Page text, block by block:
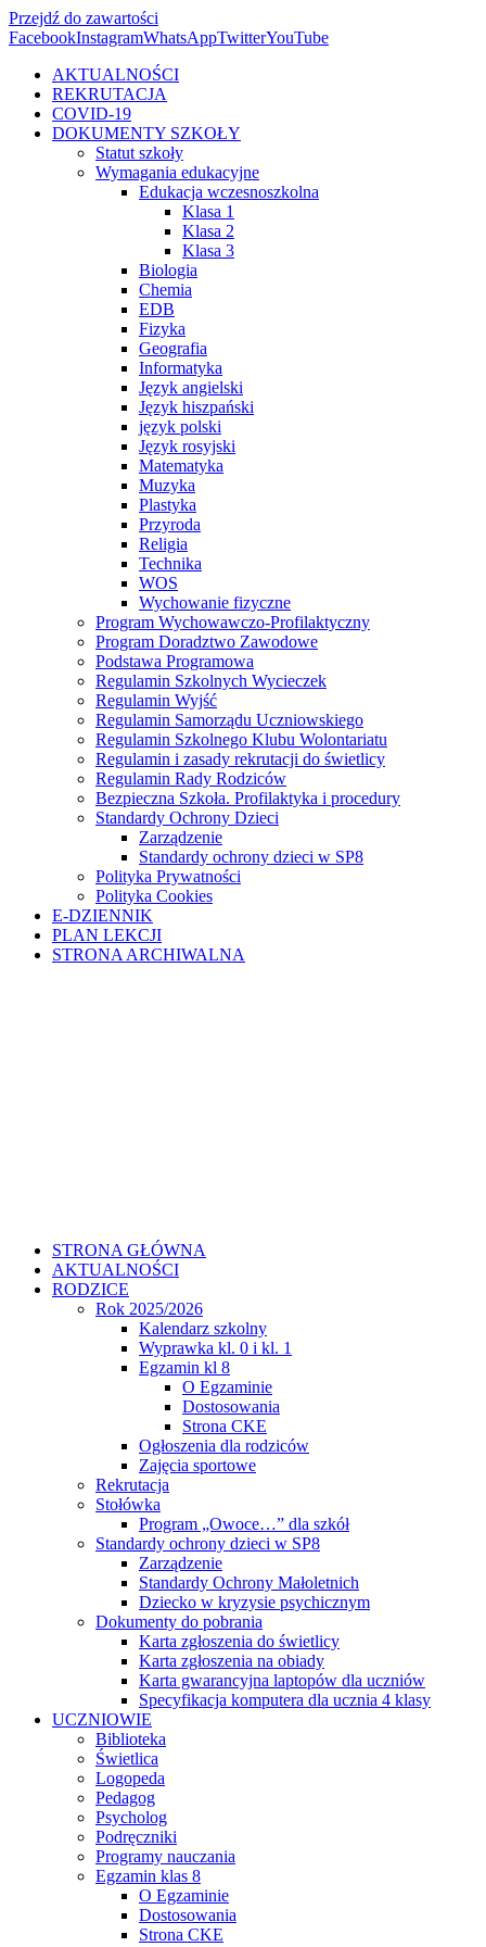
Przejdź do zawartości
FacebookInstagramWhatsAppTwitterYouTube
AKTUALNOŚCI
REKRUTACJA
COVID-19
DOKUMENTY SZKOŁY
Statut szkoły
Wymagania edukacyjne
Edukacja wczesnoszkolna
Klasa 1
Klasa 2
Klasa 3
Biologia
Chemia
EDB
Fizyka
Geografia
Informatyka
Język angielski
Język hiszpański
język polski
Język rosyjski
Matematyka
Muzyka
Plastyka
Przyroda
Religia
Technika
WOS
Wychowanie fizyczne
Program Wychowawczo-Profilaktyczny
Program Doradztwo Zawodowe
Podstawa Programowa
Regulamin Szkolnych Wycieczek
Regulamin Wyjść
Regulamin Samorządu Uczniowskiego
Regulamin Szkolnego Klubu Wolontariatu
Regulamin i zasady rekrutacji do świetlicy
Regulamin Rady Rodziców
Bezpieczna Szkoła. Profilaktyka i procedury
Standardy Ochrony Dzieci
Zarządzenie
Standardy ochrony dzieci w SP8
Polityka Prywatności
Polityka Cookies
E-DZIENNIK
PLAN LEKCJI
STRONA ARCHIWALNA
STRONA GŁÓWNA
AKTUALNOŚCI
RODZICE
Rok 2025/2026
Kalendarz szkolny
Wyprawka kl. 0 i kl. 1
Egzamin kl 8
O Egzaminie
Dostosowania
Strona CKE
Ogłoszenia dla rodziców
Zajęcia sportowe
Rekrutacja
Stołówka
Program „Owoce…” dla szkół
Standardy ochrony dzieci w SP8
Zarządzenie
Standardy Ochrony Małoletnich
Dziecko w kryzysie psychicznym
Dokumenty do pobrania
Karta zgłoszenia do świetlicy
Karta zgłoszenia na obiady
Karta gwarancyjna laptopów dla uczniów
Specyfikacja komputera dla ucznia 4 klasy
UCZNIOWIE
Biblioteka
Świetlica
Logopeda
Pedagog
Psycholog
Podręczniki
Programy nauczania
Egzamin klas 8
O Egzaminie
Dostosowania
Strona CKE